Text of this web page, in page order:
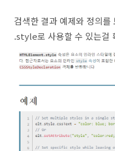
검색한 결과 예제와 정의를
.style로 사용할 수 있는걸